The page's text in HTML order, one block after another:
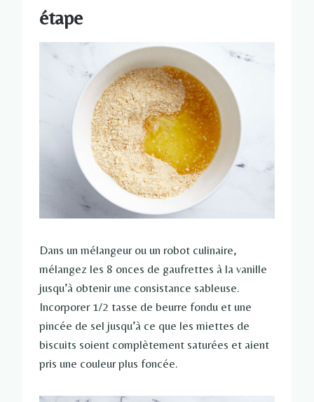
étape
Dans un mélangeur ou un robot culinaire,
mélangez les 8 onces de gaufrettes à la vanille
jusqu’à obtenir une consistance sableuse.
Incorporer 1/2 tasse de beurre fondu et une
pincée de sel jusqu’à ce que les miettes de
biscuits soient complètement saturées et aient
pris une couleur plus foncée.